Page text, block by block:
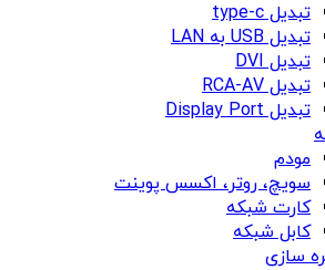
تبدیل type-c
تبدیل USB به LAN
تبدیل DVI
تبدیل RCA-AV
تبدیل Display Port
مودم
سویچ، روتر، اکسس پوینت
کارت شبکه
کابل شبکه
سازی